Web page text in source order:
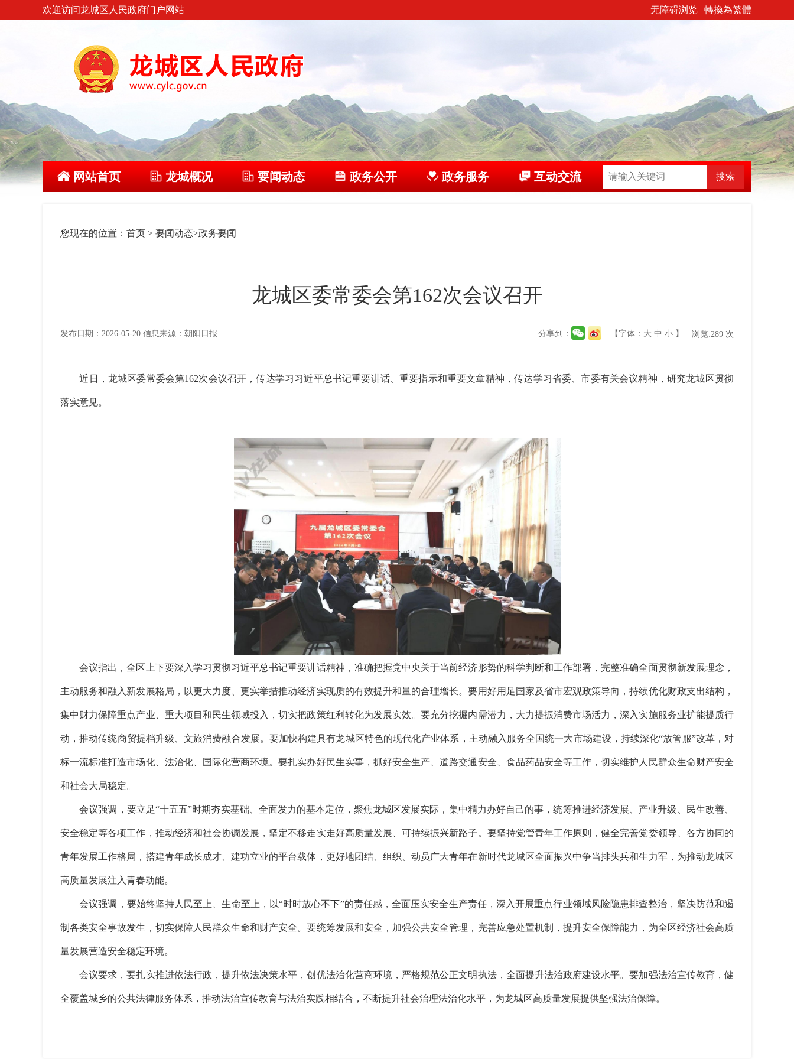
欢迎访问龙城区人民政府门户网站 无障碍浏览 | 轉換為繁體
网站首页 龙城概况 要闻动态 政务公开 政务服务 互动交流 搜索
您现在的位置： 首页 > 要闻动态>政务要闻
龙城区委常委会第162次会议召开
发布日期：2026-05-20 信息来源：朝阳日报 【字体： 大 中 小 】 浏览:289 次
分享到：
近日，龙城区委常委会第162次会议召开，传达学习习近平总书记重要讲话、重要指示和重要文章精神，传达学习省委、市委有关会议精神，研究龙城区贯彻
落实意见。
会议指出，全区上下要深入学习贯彻习近平总书记重要讲话精神，准确把握党中央关于当前经济形势的科学判断和工作部署，完整准确全面贯彻新发展理念，
主动服务和融入新发展格局，以更大力度、更实举措推动经济实现质的有效提升和量的合理增长。要用好用足国家及省市宏观政策导向，持续优化财政支出结构，
集中财力保障重点产业、重大项目和民生领域投入，切实把政策红利转化为发展实效。要充分挖掘内需潜力，大力提振消费市场活力，深入实施服务业扩能提质行
动，推动传统商贸提档升级、文旅消费融合发展。要加快构建具有龙城区特色的现代化产业体系，主动融入服务全国统一大市场建设，持续深化“放管服”改革，对
标一流标准打造市场化、法治化、国际化营商环境。要扎实办好民生实事，抓好安全生产、道路交通安全、食品药品安全等工作，切实维护人民群众生命财产安全
和社会大局稳定。
会议强调，要立足“十五五”时期夯实基础、全面发力的基本定位，聚焦龙城区发展实际，集中精力办好自己的事，统筹推进经济发展、产业升级、民生改善、
安全稳定等各项工作，推动经济和社会协调发展，坚定不移走实走好高质量发展、可持续振兴新路子。要坚持党管青年工作原则，健全完善党委领导、各方协同的
青年发展工作格局，搭建青年成长成才、建功立业的平台载体，更好地团结、组织、动员广大青年在新时代龙城区全面振兴中争当排头兵和生力军，为推动龙城区
高质量发展注入青春动能。
会议强调，要始终坚持人民至上、生命至上，以“时时放心不下”的责任感，全面压实安全生产责任，深入开展重点行业领域风险隐患排查整治，坚决防范和遏
制各类安全事故发生，切实保障人民群众生命和财产安全。要统筹发展和安全，加强公共安全管理，完善应急处置机制，提升安全保障能力，为全区经济社会高质
量发展营造安全稳定环境。
会议要求，要扎实推进依法行政，提升依法决策水平，创优法治化营商环境，严格规范公正文明执法，全面提升法治政府建设水平。要加强法治宣传教育，健
全覆盖城乡的公共法律服务体系，推动法治宣传教育与法治实践相结合，不断提升社会治理法治化水平，为龙城区高质量发展提供坚强法治保障。